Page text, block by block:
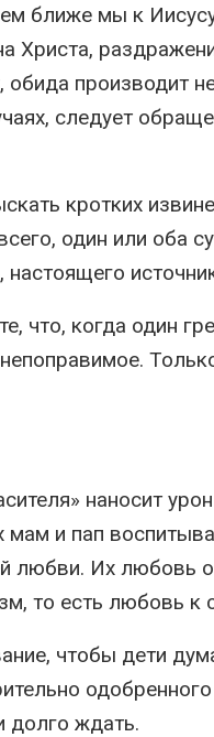
ближе мы к
Христа,
производит
следует
кротких
один или оба
настоящего
что, когда один
наносит
мам и пап
любви. Их любовь
то есть любовь к
чтобы дети
долго ждать.